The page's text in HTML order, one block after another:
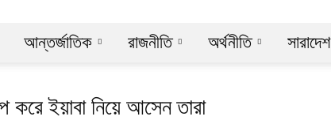
আন্তর্জাতিক রাজনীতি অর্থনীতি সারাদেশ
করে ইয়াবা নিয়ে আসেন তারা